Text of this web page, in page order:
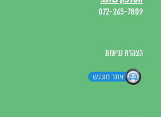
072-265-7809
הצהרת נגישות